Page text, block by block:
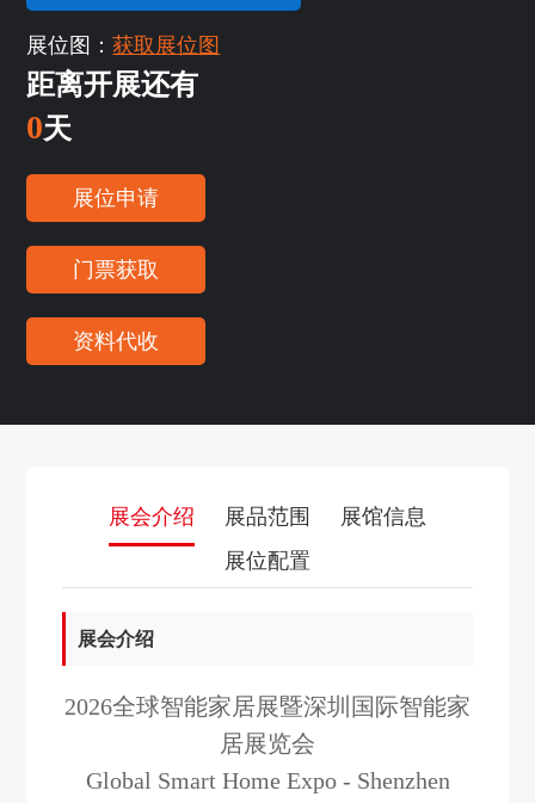
展位图：获取展位图
距离开展还有
0天
展位申请
门票获取
资料代收
展会介绍 展品范围
展馆信息
展位配置
展会介绍
2026全球智能家居展暨深圳国际智能家
居展览会
Global Smart Home Expo - Shenzhen